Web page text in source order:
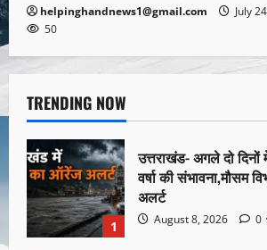
helpinghandnews1@gmail.com July
50
TRENDING NOW
1
उत्तराखंड- अगले दो दिनों
वर्षा की संभावना,मौसम
अलर्ट
August 8, 2026 0